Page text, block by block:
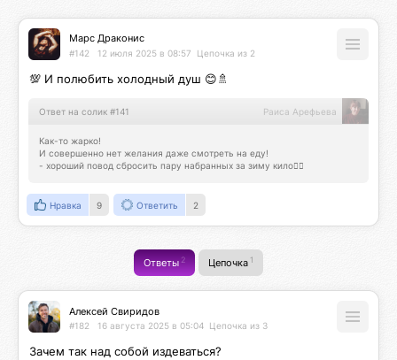
Марс Драконис
#142 12 июля 2025 в 08:57 Цепочка из 2
💯 И полюбить холодный душ 😊🚿
Ответ на солик #141 Раиса Арефьева
Как-то жарко!
И совершенно нет желания даже смотреть на еду!
- хороший повод сбросить пару набранных за зиму кило👍🏻
Нравка 9 Ответить 2
Ответы2 Цепочка 1
Алексей Свиридов
#182 16 августа 2025 в 05:04 Цепочка из 3
Зачем так над собой издеваться?